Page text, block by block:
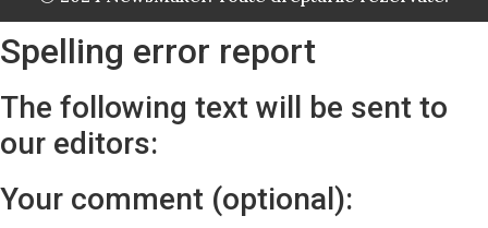
Spelling error report
The following text will be sent to
our editors:
Your comment (optional):